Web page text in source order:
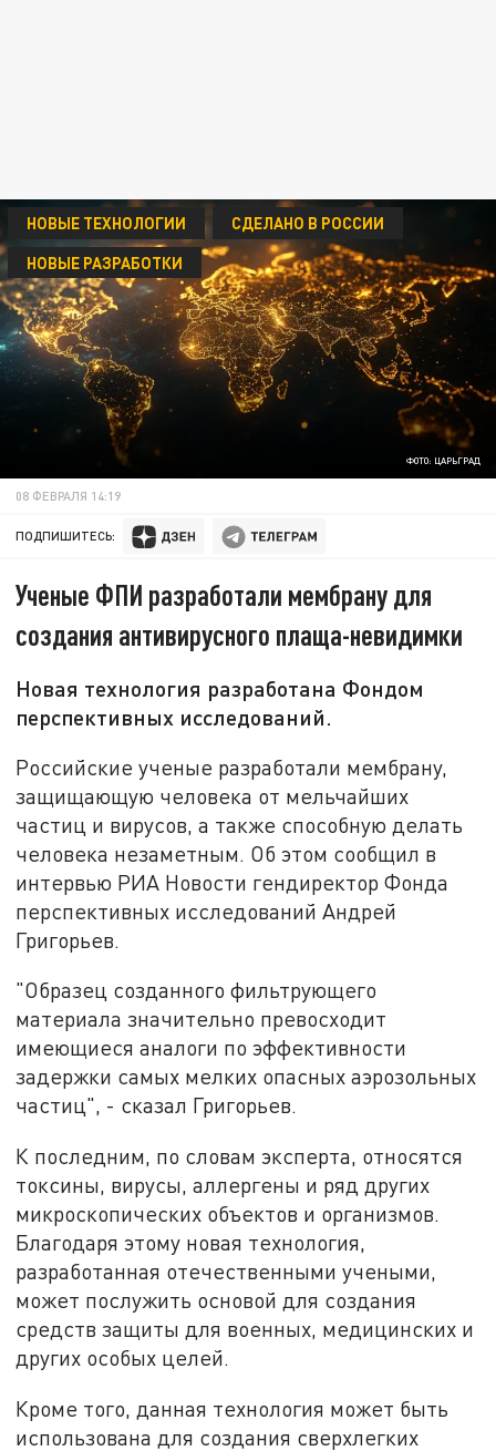
ФОТО: ЦАРЬГРАД
НОВЫЕ ТЕХНОЛОГИИ
СДЕЛАНО В РОССИИ
НОВЫЕ РАЗРАБОТКИ
08 ФЕВРАЛЯ 14:19
ПОДПИШИТЕСЬ:
Ученые ФПИ разработали мембрану для
создания антивирусного плаща-невидимки
Новая технология разработана Фондом
перспективных исследований.
Российские ученые разработали мембрану,
защищающую человека от мельчайших
частиц и вирусов, а также способную делать
человека незаметным. Об этом сообщил в
интервью РИА Новости гендиректор Фонда
перспективных исследований Андрей
Григорьев.
"Образец созданного фильтрующего
материала значительно превосходит
имеющиеся аналоги по эффективности
задержки самых мелких опасных аэрозольных
частиц", - сказал Григорьев.
К последним, по словам эксперта, относятся
токсины, вирусы, аллергены и ряд других
микроскопических объектов и организмов.
Благодаря этому новая технология,
разработанная отечественными учеными,
может послужить основой для создания
средств защиты для военных, медицинских и
других особых целей.
Кроме того, данная технология может быть
использована для создания сверхлегких